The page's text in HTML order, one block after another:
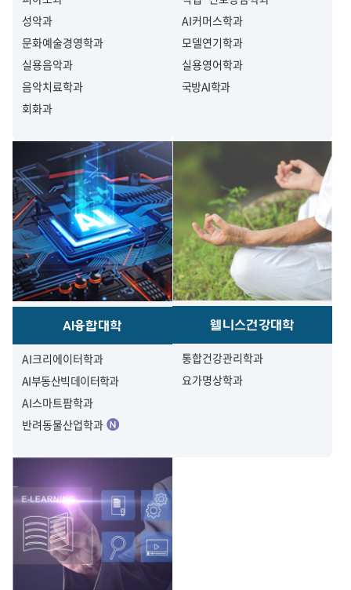
성악과
문화예술경영학과
실용음악과
음악치료학과
회화과
AI커머스학과
모델연기학과
실용영어학과
국방AI학과
AI융합대학
AI크리에이터학과
AI부동산빅데이터학과
AI스마트팜학과
반려동물산업학과
웰니스건강대학
통합건강관리학과
요가명상학과